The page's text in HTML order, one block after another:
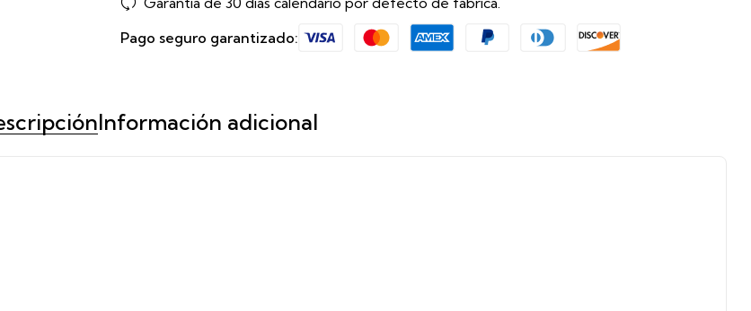
Pago seguro garantizado:
Información adicional